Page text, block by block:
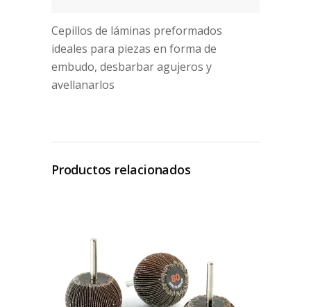
Cepillos de láminas preformados
ideales para piezas en forma de
embudo, desbarbar agujeros y
avellanarlos
Productos relacionados